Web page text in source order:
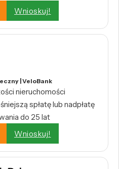
Wnioskuj!
| VeloBank
nieruchomości
spłatę lub nadpłatę
do 25 lat
Wnioskuj!